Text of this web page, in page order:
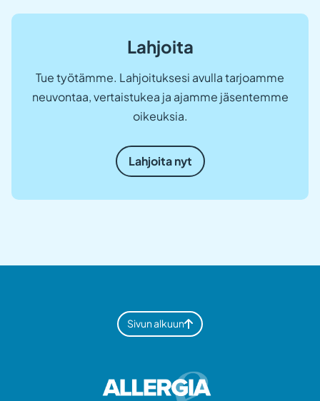
Lahjoita
Tue työtämme. Lahjoituksesi avulla tarjoamme
neuvontaa, vertaistukea ja ajamme jäsentemme
oikeuksia.
Lahjoita nyt
Sivun alkuun